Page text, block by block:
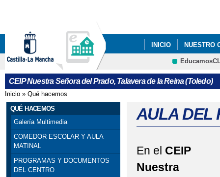
INICIO NUESTRO
CRFP
CEIP Nuestra Señora del Prado, Talavera de la Reina (Toledo)
Se encuentra usted aquí
Inicio » Qué hacemos
QUÉ HACEMOS
Galería Multimedia
COMEDOR ESCOLAR Y AULA
MATINAL
PROGRAMAS Y DOCUMENTOS
DEL CENTRO
AULA DEL
En el CEIP
Nuestra